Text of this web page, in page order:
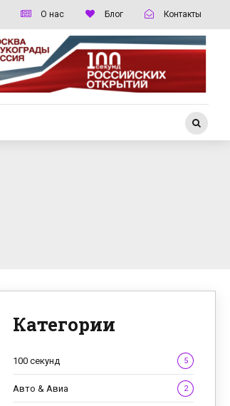
О нас Блог Контакты
Категории
100 секунд 5
Авто & Авиа 2